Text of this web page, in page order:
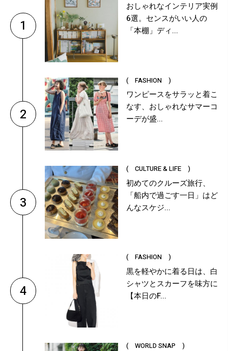
1
おしゃれなインテリア実例
6選。センスがいい人の
「本棚」ディ...
2
( FASHION )
ワンピースをサラッと着こ
なす、おしゃれなサマーコ
ーデが盛...
3
( CULTURE & LIFE )
初めてのクルーズ旅行、
「船内で過ごす一日」はど
んなスケジ...
4
( FASHION )
黒を軽やかに着る日は、白
シャツとスカーフを味方に
【本日のF...
( WORLD SNAP )